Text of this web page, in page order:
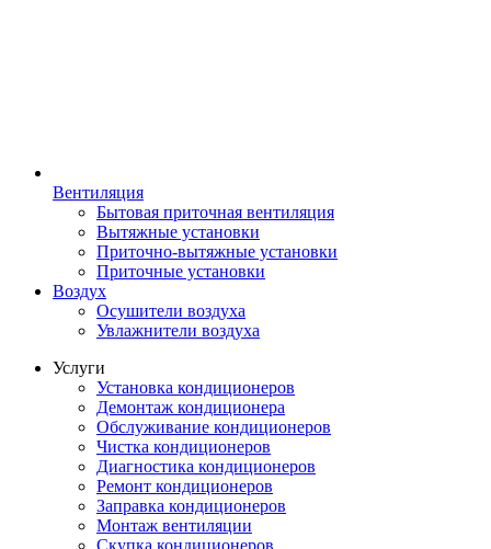
Вентиляция
Бытовая приточная вентиляция
Вытяжные установки
Приточно-вытяжные установки
Приточные установки
Воздух
Осушители воздуха
Увлажнители воздуха
Услуги
Установка кондиционеров
Демонтаж кондиционера
Обслуживание кондиционеров
Чистка кондиционеров
Диагностика кондиционеров
Ремонт кондиционеров
Заправка кондиционеров
Монтаж вентиляции
Скупка кондиционеров